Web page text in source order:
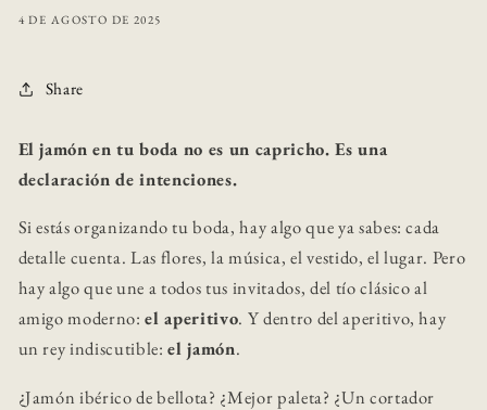
4 DE AGOSTO DE 2025
Share
El jamón en tu boda no es un capricho. Es una
declaración de intenciones.
Si estás organizando tu boda, hay algo que ya sabes: cada
detalle cuenta. Las flores, la música, el vestido, el lugar. Pero
hay algo que une a todos tus invitados, del tío clásico al
amigo moderno:el aperitivo. Y dentro del aperitivo, hay
un rey indiscutible:el jamón.
¿Jamón ibérico de bellota? ¿Mejor paleta? ¿Un cortador